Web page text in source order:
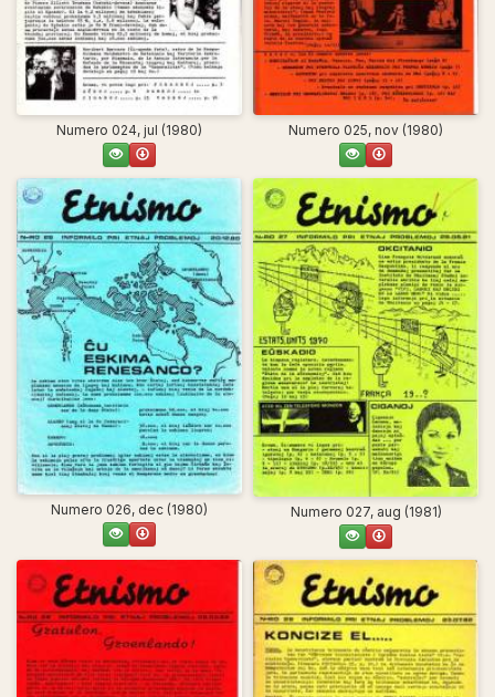
Numero 024, jul (1980) Numero 025, nov (1980)
Numero 026, dec (1980) Numero 027, aug (1981)